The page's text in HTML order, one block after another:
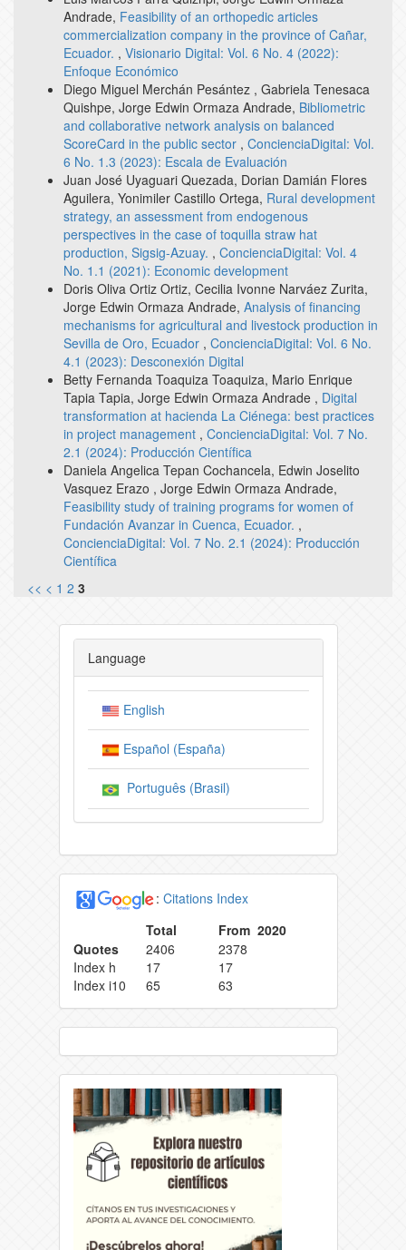
Andrade, Feasibility of an orthopedic articles
commercialization company in the province of Cañar,
Ecuador. , Visionario Digital: Vol. 6 No. 4 (2022):
Enfoque Económico
Diego Miguel Merchán Pesántez , Gabriela Tenesaca
Quishpe, Jorge Edwin Ormaza Andrade, Bibliometric
and collaborative network analysis on balanced
ScoreCard in the public sector , ConcienciaDigital: Vol.
6 No. 1.3 (2023): Escala de Evaluación
Juan José Uyaguari Quezada, Dorian Damián Flores
Aguilera, Yonimiler Castillo Ortega, Rural development
strategy, an assessment from endogenous
perspectives in the case of toquilla straw hat
production, Sigsig-Azuay. , ConcienciaDigital: Vol. 4
No. 1.1 (2021): Economic development
Doris Oliva Ortiz Ortiz, Cecilia Ivonne Narváez Zurita,
Jorge Edwin Ormaza Andrade, Analysis of financing
mechanisms for agricultural and livestock production in
Sevilla de Oro, Ecuador , ConcienciaDigital: Vol. 6 No.
4.1 (2023): Desconexión Digital
Betty Fernanda Toaquiza Toaquiza, Mario Enrique
Tapia Tapia, Jorge Edwin Ormaza Andrade , Digital
transformation at hacienda La Ciénega: best practices
in project management , ConcienciaDigital: Vol. 7 No.
2.1 (2024): Producción Científica
Daniela Angelica Tepan Cochancela, Edwin Joselito
Vasquez Erazo , Jorge Edwin Ormaza Andrade,
Feasibility study of training programs for women of
Fundación Avanzar in Cuenca, Ecuador. ,
ConcienciaDigital: Vol. 7 No. 2.1 (2024): Producción
Científica
<< < 1 2 3
Language
English
Español (España)
Português (Brasil)
: Citations Index
Total
From 2020
Quotes
2406
2378
Index h
17
17
Index i10
65 63